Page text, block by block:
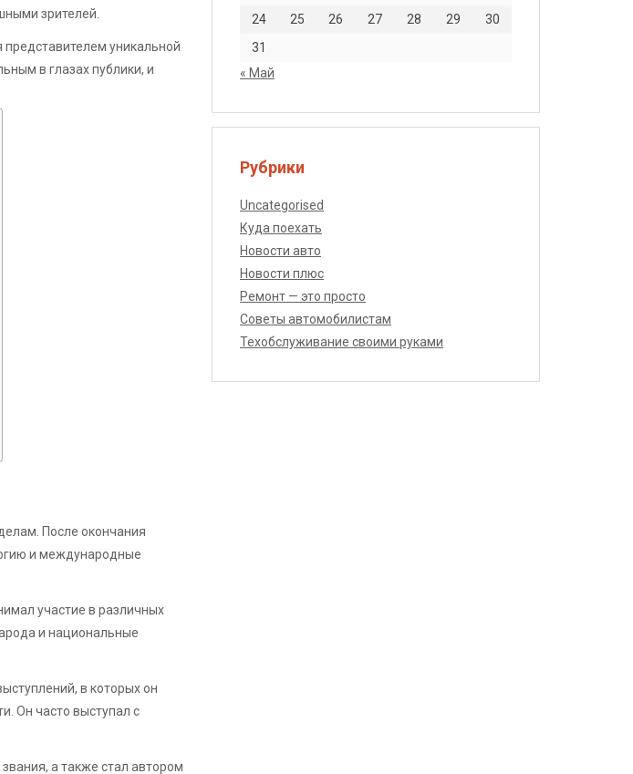
зрителей.
уникальной
в глазах публики, и
После окончания
и международные
участие в различных
и национальные
в которых он
Он часто выступал с
а также стал автором
24
25 26 27 28 29
30
31
« Май
Рубрики
Uncategorised
Куда поехать
Новости авто
Новости плюс
Ремонт — это просто
Советы автомобилистам
Техобслуживание своими руками